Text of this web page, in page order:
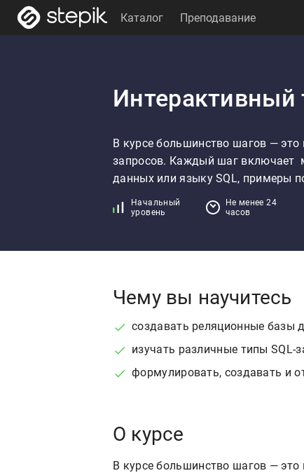
Каталог Преподавание
Интерактивный
В курсе большинство шагов — это
запросов. Каждый шаг включает
данных или языку SQL, примеры
Начальный
уровень
Не менее 24
часов
Чему вы научитесь
создавать реляционные базы
изучать различные типы SQL-
формулировать, создавать и
О курсе
В курсе большинство шагов — это